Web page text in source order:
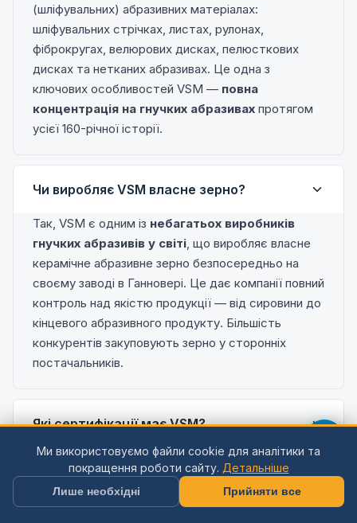
(шліфувальних) абразивних матеріалах:
шліфувальних стрічках, листах, рулонах,
фіброкругах, велюрових дисках, пелюсткових
дисках та нетканих абразивах. Це одна з
ключових особливостей VSM — повна
концентрація на гнучких абразивах протягом
усієї 160-річної історії.
Чи виробляє VSM власне зерно?
Так, VSM є одним із небагатьох виробників
гнучких абразивів у світі , що виробляє власне
керамічне абразивне зерно безпосередньо на
своєму заводі в Ганновері. Це дає компанії повний
контроль над якістю продукції — від сировини до
кінцевого абразивного продукту. Більшість
конкурентів закуповують зерно у сторонніх
постачальників.
Які сертифікації має VSM?
VSM має сертифікаціїISO 9001(система
управління якістю),ISO 14001(система
екологічного менеджменту) та є членом
Ми використовуємо файли cookie для аналітики та
покращення роботи сайту. Детальніше
Лише необхідні Прийняти все